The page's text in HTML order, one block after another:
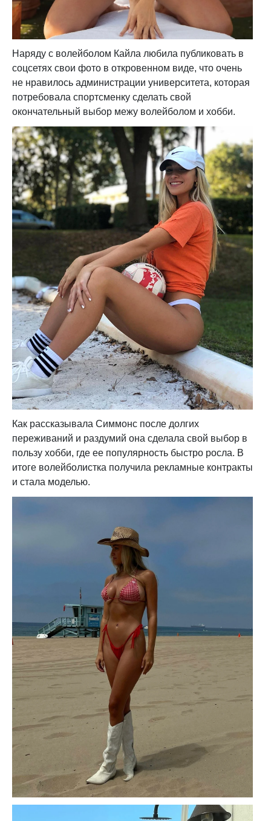
Наряду с волейболом Кайла любила публиковать в
соцсетях свои фото в откровенном виде, что очень
не нравилось администрации университета, которая
потребовала спортсменку сделать свой
окончательный выбор межу волейболом и хобби.
Как рассказывала Симмонс после долгих
переживаний и раздумий она сделала свой выбор в
пользу хобби, где ее популярность быстро росла. В
итоге волейболистка получила рекламные контракты
и стала моделью.